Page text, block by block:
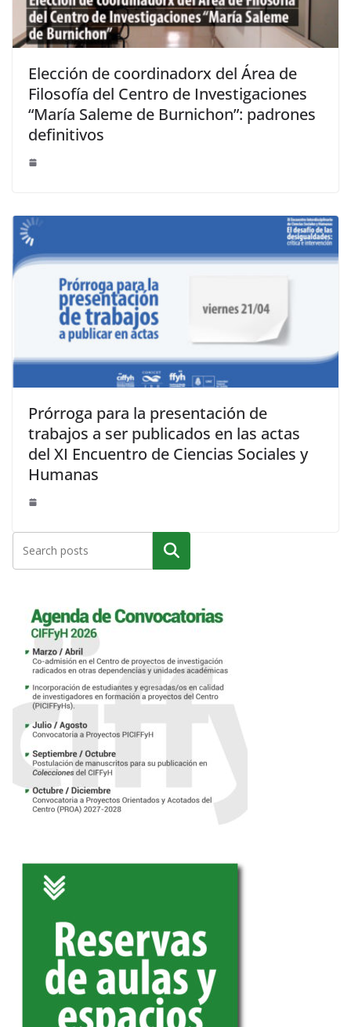
Elección de coordinadorx del Área de
Filosofía del Centro de Investigaciones
“María Saleme de Burnichon”: padrones
definitivos
Prórroga para la presentación de
trabajos a ser publicados en las actas
del XI Encuentro de Ciencias Sociales y
Humanas
Buscar